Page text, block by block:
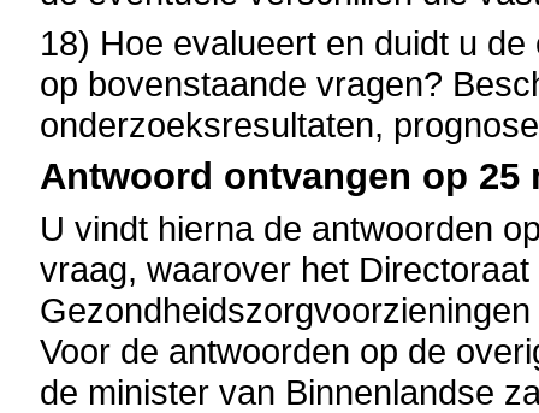
18) Hoe evalueert en duidt u
op bovenstaande vragen?
onderzoeksresultaten,
Antwoord ontvangen op 25
U vindt hierna de antwoorden
vraag, waarover het
Voor de antwoorden op de
de minister van Binnenlandse